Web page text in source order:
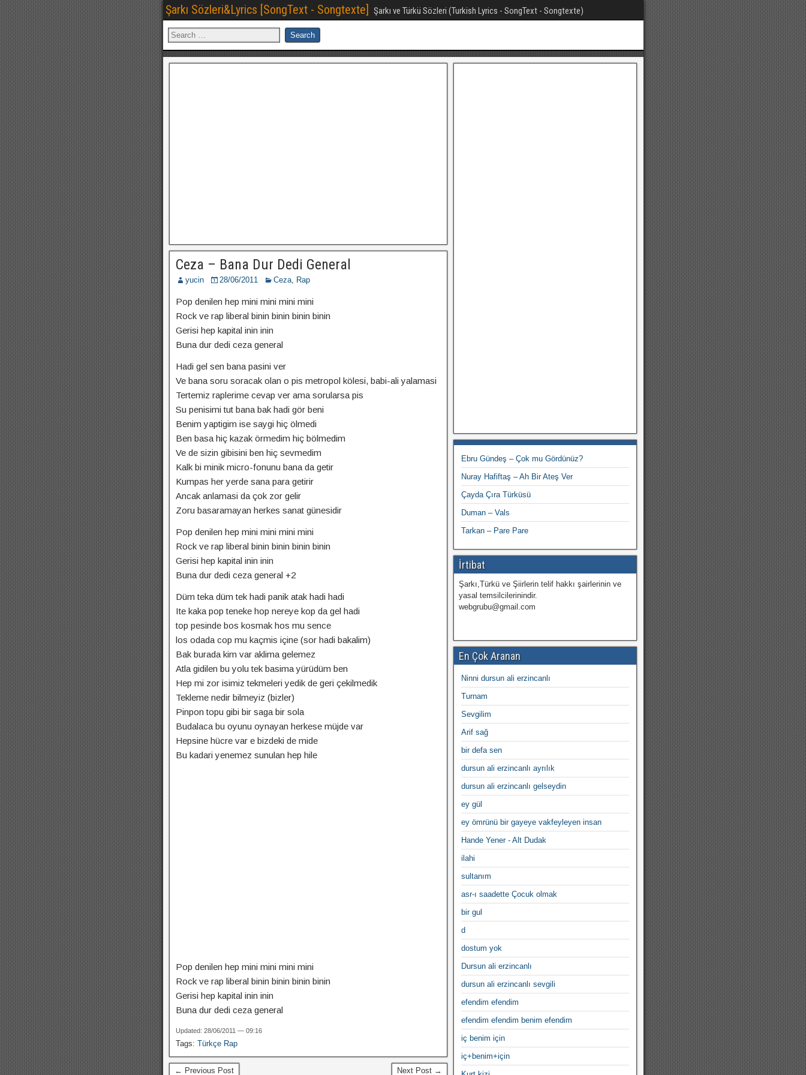
Şarkı Sözleri&Lyrics [SongText - Songtexte] Şarkı ve Türkü Sözleri (Turkish Lyrics - SongText - Songtexte)
Ceza – Bana Dur Dedi General
yucin 28/06/2011 Ceza, Rap
Pop denilen hep mini mini mini mini
Rock ve rap liberal binin binin binin binin
Gerisi hep kapital inin inin
Buna dur dedi ceza general
Hadi gel sen bana pasini ver
Ve bana soru soracak olan o pis metropol kölesi, babi-ali yalamasi
Tertemiz raplerime cevap ver ama sorularsa pis
Su penisimi tut bana bak hadi gör beni
Benim yaptigim ise saygi hiç ölmedi
Ben basa hiç kazak örmedim hiç bölmedim
Ve de sizin gibisini ben hiç sevmedim
Kalk bi minik micro-fonunu bana da getir
Kumpas her yerde sana para getirir
Ancak anlamasi da çok zor gelir
Zoru basaramayan herkes sanat günesidir
Pop denilen hep mini mini mini mini
Rock ve rap liberal binin binin binin binin
Gerisi hep kapital inin inin
Buna dur dedi ceza general +2
Düm teka düm tek hadi panik atak hadi hadi
Ite kaka pop teneke hop nereye kop da gel hadi
top pesinde bos kosmak hos mu sence
los odada cop mu kaçmis içine (sor hadi bakalim)
Bak burada kim var aklima gelemez
Atla gidilen bu yolu tek basima yürüdüm ben
Hep mi zor isimiz tekmeleri yedik de geri çekilmedik
Tekleme nedir bilmeyiz (bizler)
Pinpon topu gibi bir saga bir sola
Budalaca bu oyunu oynayan herkese müjde var
Hepsine hücre var e bizdeki de mide
Bu kadari yenemez sunulan hep hile
Pop denilen hep mini mini mini mini
Rock ve rap liberal binin binin binin binin
Gerisi hep kapital inin inin
Buna dur dedi ceza general
Updated: 28/06/2011 — 09:16
Tags: Türkçe Rap
← Previous Post Next Post →
Ebru Gündeş – Çok mu Gördünüz?
Nuray Hafiftaş – Ah Bir Ateş Ver
Çayda Çıra Türküsü
Duman – Vals
Tarkan – Pare Pare
İrtibat
Şarkı,Türkü ve Şiirlerin telif hakkı şairlerinin ve
yasal temsilcilerinindir.
webgrubu@gmail.com
En Çok Aranan
Ninni dursun ali erzincanlı
Turnam
Sevgilim
Arif sağ
bir defa sen
dursun ali erzincanlı ayrılık
dursun ali erzincanlı gelseydin
ey gül
ey ömrünü bir gayeye vakfeyleyen insan
Hande Yener - Alt Dudak
ilahi
sultanım
asr-ı saadette Çocuk olmak
bir gul
d
dostum yok
Dursun ali erzincanlı
dursun ali erzincanlı sevgili
efendim efendim
efendim efendim benim efendim
iç benim için
iç+benim+için